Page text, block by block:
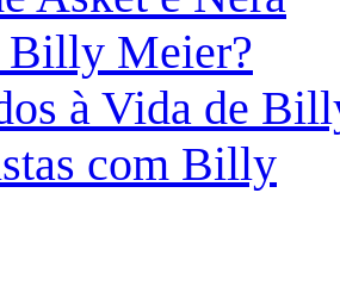
Billy Meier?
à Vida de
com Billy